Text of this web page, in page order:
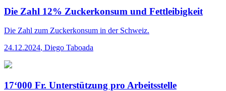
Die Zahl 12% Zuckerkonsum und Fettleibigkeit
Die Zahl zum Zuckerkonsum in der Schweiz.
24.12.2024, Diego Taboada
17‘000 Fr. Unterstützung pro Arbeitsstelle